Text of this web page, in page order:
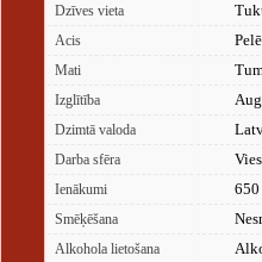
Dzīves vieta
Acis
Mati
Izglītība
Dzimtā valoda
Darba sfēra
Ienākumi 650
Smēķēšana
Alkohola lietošana